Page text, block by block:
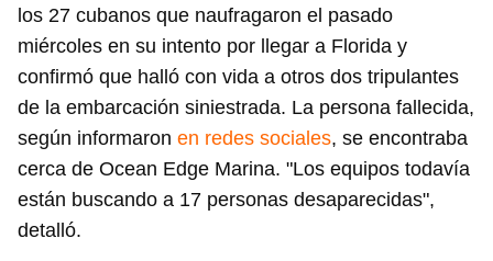
los 27 cubanos que naufragaron el pasado
miércoles en su intento por llegar a Florida y
confirmó que halló con vida a otros dos tripulantes
de la embarcación siniestrada. La persona fallecida,
según informaron en redes sociales, se encontraba
cerca de Ocean Edge Marina. "Los equipos todavía
están buscando a 17 personas desaparecidas",
detalló.